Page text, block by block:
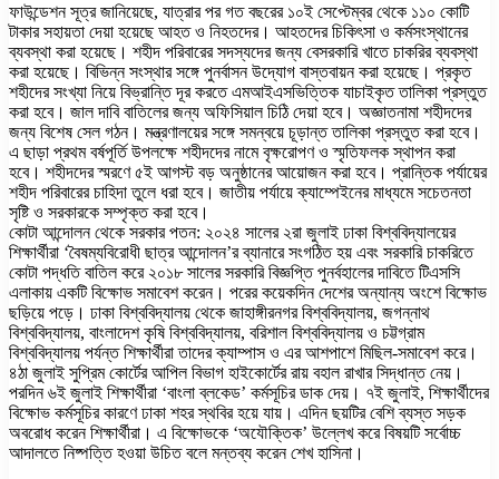
ফাউন্ডেশন সূত্র জানিয়েছে, যাত্রার পর গত বছরের ১০ই সেপ্টেম্বর থেকে ১১০ কোটি
টাকার সহায়তা দেয়া হয়েছে আহত ও নিহতদের। আহতদের চিকিৎসা ও কর্মসংস্থানের
ব্যবস্থা করা হয়েছে। শহীদ পরিবারের সদস্যদের জন্য বেসরকারি খাতে চাকরির ব্যবস্থা
করা হয়েছে। বিভিন্ন সংস্থার সঙ্গে পুনর্বাসন উদ্যোগ বাস্তবায়ন করা হয়েছে। প্রকৃত
শহীদের সংখ্যা নিয়ে বিভ্রান্তি দূর করতে এমআইএসভিত্তিক যাচাইকৃত তালিকা প্রস্তুত
করা হবে। জাল দাবি বাতিলের জন্য অফিসিয়াল চিঠি দেয়া হবে। অজ্ঞাতনামা শহীদদের
জন্য বিশেষ সেল গঠন। মন্ত্রণালয়ের সঙ্গে সমন্বয়ে চূড়ান্ত তালিকা প্রস্তুত করা হবে।
এ ছাড়া প্রথম বর্ষপূর্তি উপলক্ষে শহীদদের নামে বৃক্ষরোপণ ও স্মৃতিফলক স্থাপন করা
হবে। শহীদদের স্মরণে ৫ই আগস্ট বড় অনুষ্ঠানের আয়োজন করা হবে। প্রান্তিক পর্যায়ের
শহীদ পরিবারের চাহিদা তুলে ধরা হবে। জাতীয় পর্যায়ে ক্যাম্পেইনের মাধ্যমে সচেতনতা
সৃষ্টি ও সরকারকে সম্পৃক্ত করা হবে।
কোটা আন্দোলন থেকে সরকার পতন: ২০২৪ সালের ২রা জুলাই ঢাকা বিশ্ববিদ্যালয়ের
শিক্ষার্থীরা ‘বৈষম্যবিরোধী ছাত্র আন্দোলন’র ব্যানারে সংগঠিত হয় এবং সরকারি চাকরিতে
কোটা পদ্ধতি বাতিল করে ২০১৮ সালের সরকারি বিজ্ঞপ্তি পুনর্বহালের দাবিতে টিএসসি
এলাকায় একটি বিক্ষোভ সমাবেশ করেন। পরের কয়েকদিন দেশের অন্যান্য অংশে বিক্ষোভ
ছড়িয়ে পড়ে। ঢাকা বিশ্ববিদ্যালয় থেকে জাহাঙ্গীরনগর বিশ্ববিদ্যালয়, জগন্নাথ
বিশ্ববিদ্যালয়, বাংলাদেশ কৃষি বিশ্ববিদ্যালয়, বরিশাল বিশ্ববিদ্যালয় ও চট্টগ্রাম
বিশ্ববিদ্যালয় পর্যন্ত শিক্ষার্থীরা তাদের ক্যাম্পাস ও এর আশপাশে মিছিল-সমাবেশ করে।
৪ঠা জুলাই সুপ্রিম কোর্টের আপিল বিভাগ হাইকোর্টের রায় বহাল রাখার সিদ্ধান্ত নেয়।
পরদিন ৬ই জুলাই শিক্ষার্থীরা ‘বাংলা ব্লকেড’ কর্মসূচির ডাক দেয়। ৭ই জুলাই, শিক্ষার্থীদের
বিক্ষোভ কর্মসূচির কারণে ঢাকা শহর স্থবির হয়ে যায়। এদিন ছয়টির বেশি ব্যস্ত সড়ক
অবরোধ করেন শিক্ষার্থীরা। এ বিক্ষোভকে ‘অযৌক্তিক’ উল্লেখ করে বিষয়টি সর্বোচ্চ
আদালতে নিষ্পত্তি হওয়া উচিত বলে মন্তব্য করেন শেখ হাসিনা।